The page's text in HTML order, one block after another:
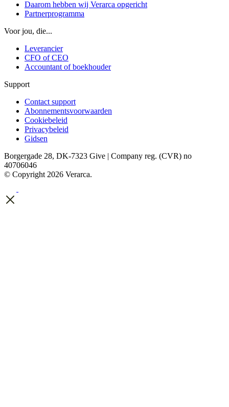
Daarom hebben wij Verarca opgericht
Partnerprogramma
Voor jou, die...
Leverancier
CFO of CEO
Accountant of boekhouder
Support
Contact support
Abonnementsvoorwaarden
Cookiebeleid
Privacybeleid
Gidsen
Borgergade 28, DK-7323 Give | Company reg. (CVR) no
40706046
© Copyright 2026 Verarca.